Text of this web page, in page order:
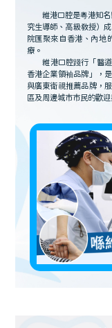
維港口腔是粵港知
究生導師、高級教授）
院匯聚來自香港、內地
療。
維港口腔踐行「醫
香港企業領袖品牌」，
與廣東衛視推薦品牌，
區及周邊城市市民的歡迎